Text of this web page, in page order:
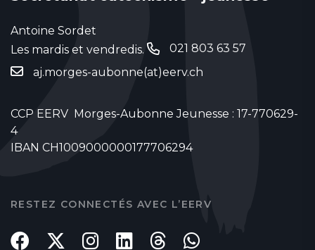
Antoine Sordet
Les mardis et vendredis.
021 803 63 57
aj.morges-aubonne(at)eerv.ch
CCP EERV Morges-Aubonne Jeunesse : 17-770629-
4
IBAN CH1009000000177706294
RESTEZ CONNECTÉS AVEC L’EERV